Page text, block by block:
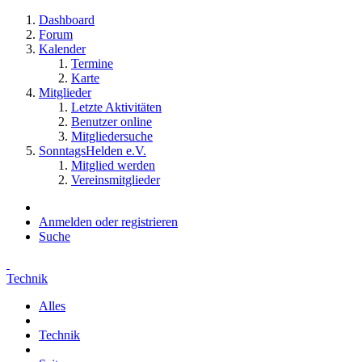
Dashboard
Forum
Kalender
Termine
Karte
Mitglieder
Letzte Aktivitäten
Benutzer online
Mitgliedersuche
SonntagsHelden e.V.
Mitglied werden
Vereinsmitglieder
Anmelden oder registrieren
Suche
Technik
Alles
Technik